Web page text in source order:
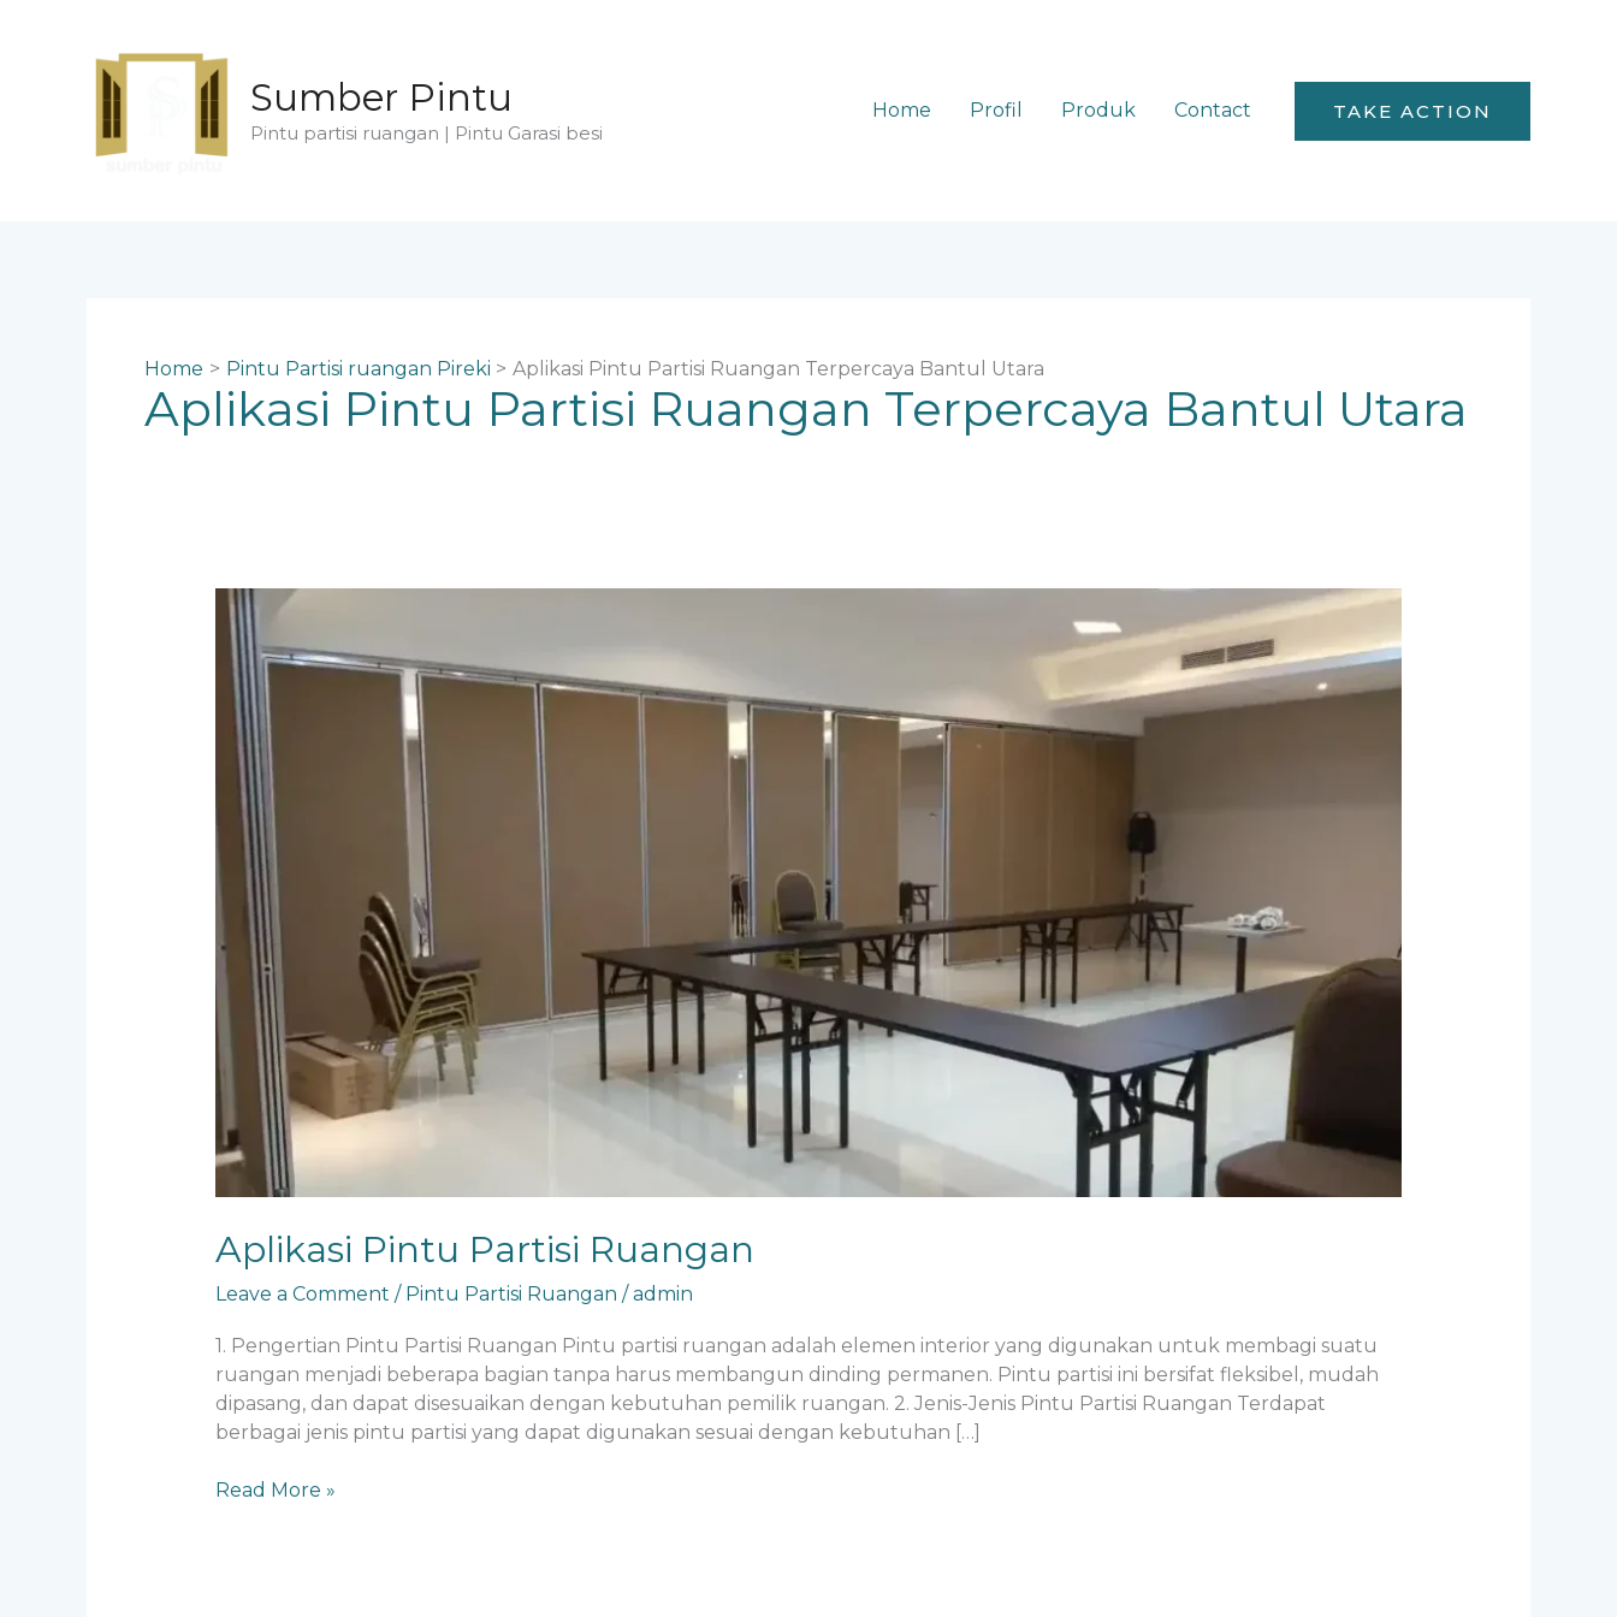
Sumber Pintu
Pintu partisi ruangan | Pintu Garasi besi
Home Profil Produk Contact TAKE ACTION
Home Pintu Partisi ruangan Pireki Aplikasi Pintu Partisi Ruangan Terpercaya Bantul Utara
Aplikasi Pintu Partisi Ruangan Terpercaya Bantul Utara
Aplikasi Pintu Partisi Ruangan
Leave a Comment / Pintu Partisi Ruangan /admin
1. Pengertian Pintu Partisi Ruangan Pintu partisi ruangan adalah elemen interior yang digunakan untuk membagi suatu
ruangan menjadi beberapa bagian tanpa harus membangun dinding permanen. Pintu partisi ini bersifat fleksibel, mudah
dipasang, dan dapat disesuaikan dengan kebutuhan pemilik ruangan. 2. Jenis-Jenis Pintu Partisi Ruangan Terdapat
berbagai jenis pintu partisi yang dapat digunakan sesuai dengan kebutuhan […]
Aplikasi
Pintu
Partisi
Ruangan
Read More »